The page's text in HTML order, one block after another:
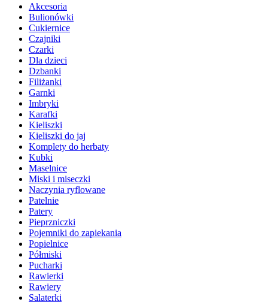
Akcesoria
Bulionówki
Cukiernice
Czajniki
Czarki
Dla dzieci
Dzbanki
Filiżanki
Garnki
Imbryki
Karafki
Kieliszki
Kieliszki do jaj
Komplety do herbaty
Kubki
Maselnice
Miski i miseczki
Naczynia ryflowane
Patelnie
Patery
Pieprzniczki
Pojemniki do zapiekania
Popielnice
Półmiski
Pucharki
Rawierki
Rawiery
Salaterki